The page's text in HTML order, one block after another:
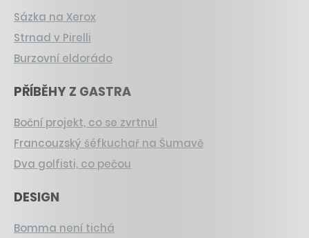
Sázka na Xerox
Strnad v Pirelli
Burzovní eldorádo
PŘÍBĚHY Z GASTRA
Boční projekt, co se zvrtnul
Francouzský šéfkuchař na Šumavě
Dva golfisti, co pečou
DESIGN
Bomma není tichá